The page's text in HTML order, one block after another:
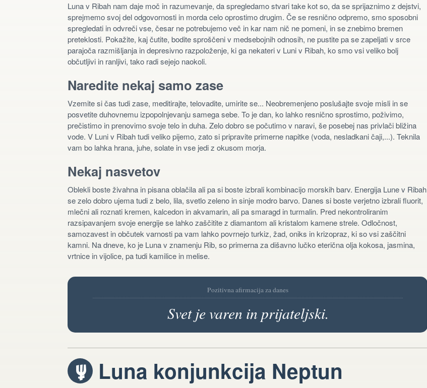
Luna v Ribah nam daje moč in razumevanje, da spregledamo stvari take kot so, da se sprijaznimo z dejstvi,
sprejmemo svoj del odgovornosti in morda celo oprostimo drugim. Če se resnično odpremo, smo sposobni
spregledati in odvreči vse, česar ne potrebujemo več in kar nam nič ne pomeni, in se znebimo bremen
preteklosti. Pokažite, kaj čutite, bodite sproščeni v medsebojnih odnosih, ne pustite pa se zapeljati v srce
parajoča razmišljanja in depresivno razpoloženje, ki ga nekateri v Luni v Ribah, ko smo vsi veliko bolj
občutljivi in ranljivi, tako radi sejejo naokoli.
Naredite nekaj samo zase
Vzemite si čas tudi zase, meditirajte, telovadite, umirite se... Neobremenjeno poslušajte svoje misli in se
posvetite duhovnemu izpopolnjevanju samega sebe. To je dan, ko lahko resnično sprostimo, poživimo,
prečistimo in prenovimo svoje telo in duha. Zelo dobro se počutimo v naravi, še posebej nas privlači bližina
vode. V Luni v Ribah tudi veliko pijemo, zato si pripravite primerne napitke (voda, nesladkani čaji,...). Teknila
vam bo lahka hrana, juhe, solate in vse jedi z okusom morja.
Nekaj nasvetov
Oblekli boste živahna in pisana oblačila ali pa si boste izbrali kombinacijo morskih barv. Energija Lune v Ribah
se zelo dobro ujema tudi z belo, lila, svetlo zeleno in sinje modro barvo. Danes si boste verjetno izbrali fluorit,
mlečni ali roznati kremen, kalcedon in akvamarin, ali pa smaragd in turmalin. Pred nekontroliranim
razsipavanjem svoje energije se lahko zaščitite z diamantom ali kristalom kamene strele. Odločnost,
samozavest in občutek varnosti pa vam lahko povrnejo turkiz, žad, oniks in krizopraz, ki so vsi zaščitni
kamni. Na dneve, ko je Luna v znamenju Rib, so primerna za dišavno lučko eterična olja kokosa, jasmina,
vrtnice in vijolice, pa tudi kamilice in melise.
Pozitivna afirmacija za danes
Svet je varen in prijateljski.
i Luna konjunkcija Neptun